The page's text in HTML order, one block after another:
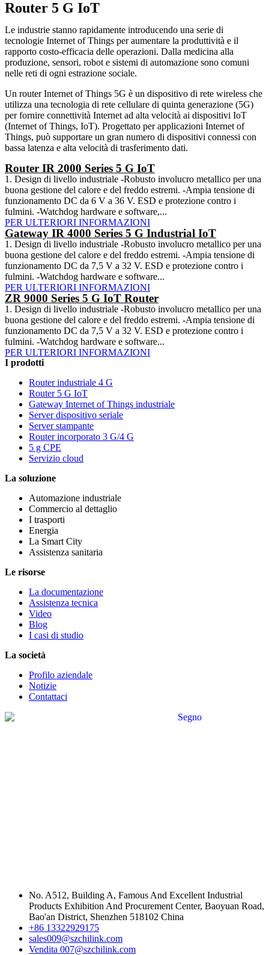
Router 5 G IoT
Le industrie stanno rapidamente introducendo una serie di
tecnologie Internet of Things per aumentare la produttività e il
rapporto costo-efficacia delle operazioni. Dalla medicina alla
produzione, sensori, robot e sistemi di automazione sono comuni
nelle reti di ogni estrazione sociale.
Un router Internet of Things 5G è un dispositivo di rete wireless che
utilizza una tecnologia di rete cellulare di quinta generazione (5G)
per fornire connettività Internet ad alta velocità ai dispositivi IoT
(Internet of Things, IoT). Progettato per applicazioni Internet of
Things, può supportare un gran numero di dispositivi connessi con
bassa latenza e alta velocità di trasferimento dati.
Router IR 2000 Series 5 G IoT
1. Design di livello industriale -Robusto involucro metallico per una
buona gestione del calore e del freddo estremi. -Ampia tensione di
funzionamento DC da 6 V a 36 V. ESD e protezione contro i
fulmini. -Watchdog hardware e software,...
PER ULTERIORI INFORMAZIONI
Gateway IR 4000 Series 5 G Industrial IoT
1. Design di livello industriale -Robusto involucro metallico per una
buona gestione del calore e del freddo estremi. -Ampia tensione di
funzionamento DC da 7,5 V a 32 V. ESD e protezione contro i
fulmini. -Watchdog hardware e software...
PER ULTERIORI INFORMAZIONI
ZR 9000 Series 5 G IoT Router
1. Design di livello industriale -Robusto involucro metallico per una
buona gestione del calore e del freddo estremi. -Ampia tensione di
funzionamento DC da 7,5 V a 32 V. ESD e protezione contro i
fulmini. -Watchdog hardware e software...
PER ULTERIORI INFORMAZIONI
I prodotti
Router industriale 4 G
Router 5 G IoT
Gateway Internet of Things industriale
Server dispositivo seriale
Server stampante
Router incorporato 3 G/4 G
5 g CPE
Servizio cloud
La soluzione
Automazione industriale
Commercio al dettaglio
I trasporti
Energia
La Smart City
Assistenza sanitaria
Le risorse
La documentazione
Assistenza tecnica
Video
Blog
I casi di studio
La società
Profilo aziendale
Notizie
Contattaci
No. A512, Building A, Famous And Excellent Industrial
Products Exhibition And Procurement Center, Baoyuan Road,
Bao'an District, Shenzhen 518102 China
+86 13322929175
sales009@szchilink.com
Vendita 007@szchilink.com